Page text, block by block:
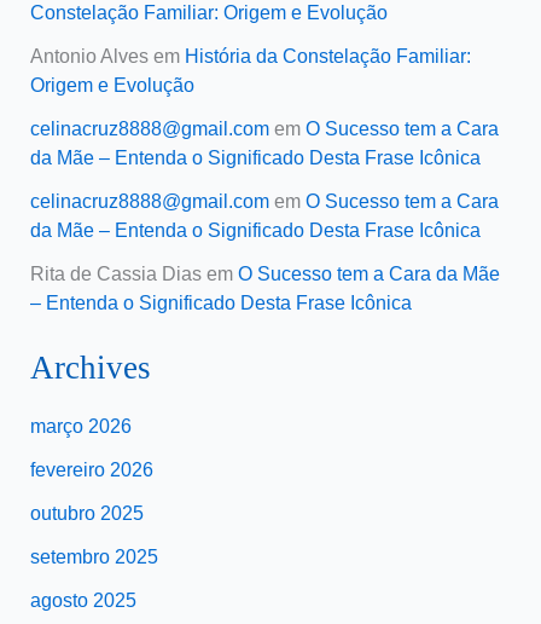
Constelação Familiar: Origem e Evolução
Antonio Alvesem História da Constelação Familiar:
Origem e Evolução
celinacruz8888@gmail.comem O Sucesso tem a Cara
da Mãe – Entenda o Significado Desta Frase Icônica
celinacruz8888@gmail.comem O Sucesso tem a Cara
da Mãe – Entenda o Significado Desta Frase Icônica
Rita de Cassia Diasem O Sucesso tem a Cara da Mãe
– Entenda o Significado Desta Frase Icônica
Archives
março 2026
fevereiro 2026
outubro 2025
setembro 2025
agosto 2025